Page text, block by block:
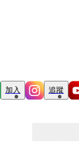
加入 追蹤